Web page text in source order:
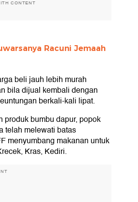
CONTENT
Racuni Jemaah
beli jauh lebih murah
bila dijual kembali dengan
berkali-kali lipat.
bumbu dapur, popok
telah melewati batas
menyumbang makanan untuk
Kras, Kediri.